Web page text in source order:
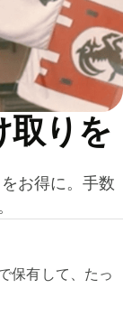
取りを
お得に。手数
保有して、たっ